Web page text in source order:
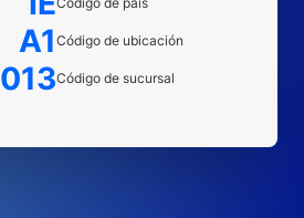
A1 Código de ubicación
013Código de sucursal